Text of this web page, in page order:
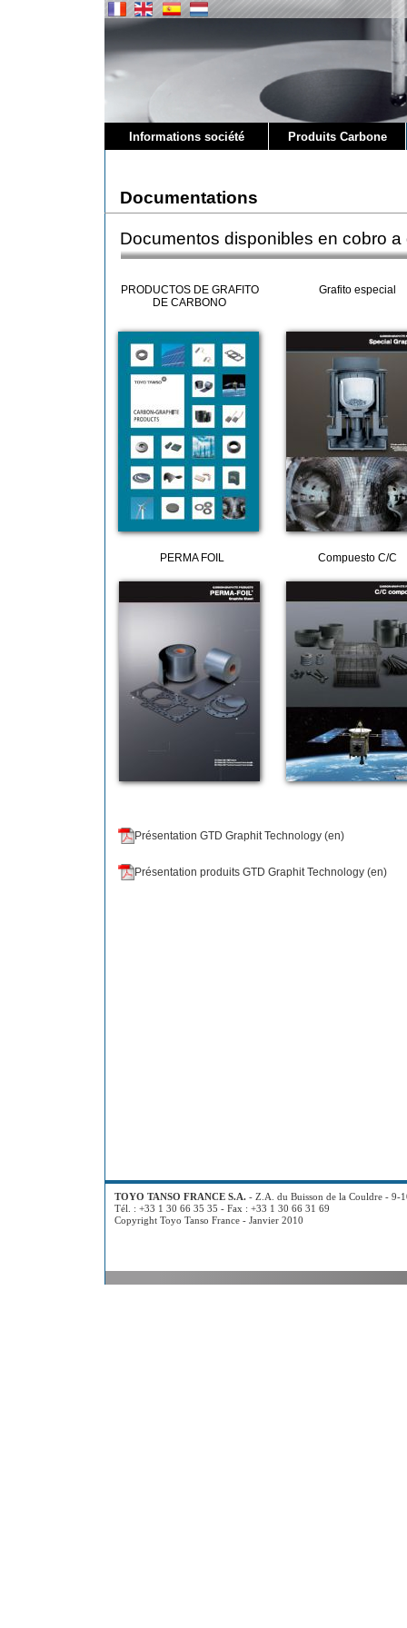
PRODUCTOS DE GRAFITO
DE CARBONO
Compuesto C/C
PERMA FOIL
Grafito especial
Documentos disponibles en cobro a
Présentation produits GTD Graphit Technology (en)
Présentation GTD Graphit Technology (en)
Produits Carbone
Informations société
Documentations
TOYO TANSO FRANCE S.A. - Z.A. du Buisson de la Couldre - 9-
Tél. : +33 1 30 66 35 35 - Fax : +33 1 30 66 31 69
Copyright Toyo Tanso France - Janvier 2010